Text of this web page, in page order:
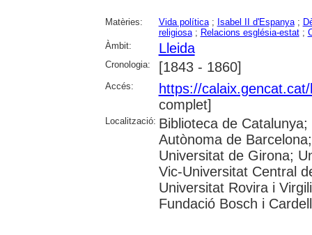
Matèries: Vida política; Isabel II d'Espanya;
religiosa; Relacions església-estat;
Àmbit:
Lleida
Cronologia: [1843 - 1860]
Accés:
https://
complet]
Localització: Biblioteca de
Autònoma de
Universitat de Girona;
Vic-Universitat Central
Universitat Rovira i
Fundació Bosch i